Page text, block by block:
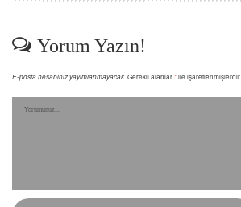
Yorum Yazın!
E-posta hesabınız yayımlanmayacak. Gerekli alanlar*ile işaretlenmişlerdir